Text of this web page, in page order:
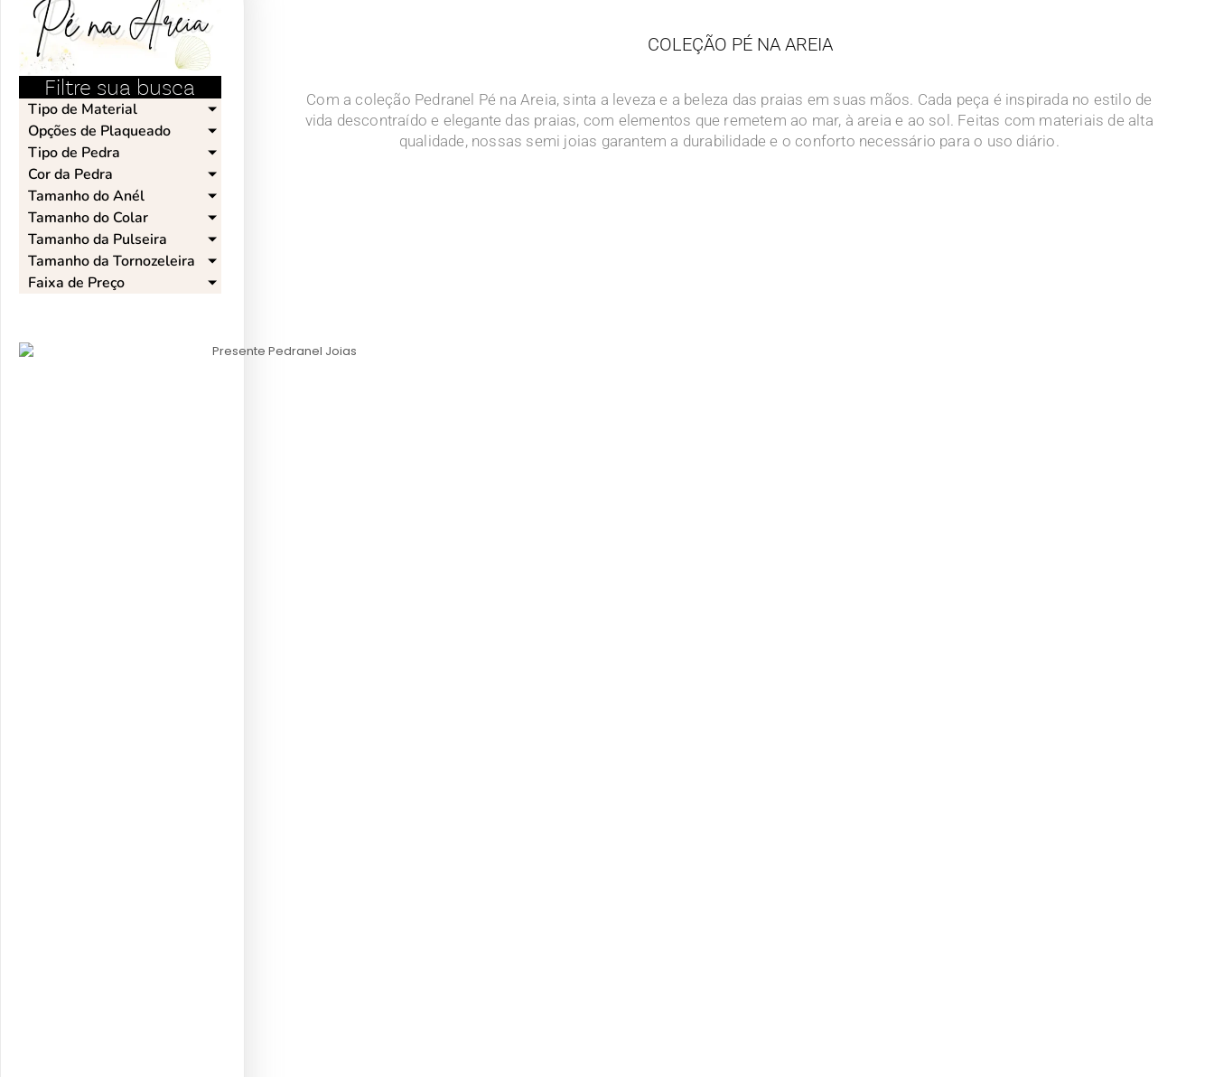
Filtre sua busca
Tipo de Material
Opções de Plaqueado​
Tipo de Pedra​
Cor da Pedra​
Tamanho do Anél​
Tamanho do Colar​
Tamanho da Pulseira​
Tamanho da Tornozeleira​
Faixa de Preço​
COLEÇÃO PÉ NA AREIA
Com a coleção Pedranel Pé na Areia, sinta a leveza e a beleza das praias em suas mãos. Cada peça é inspirada no estilo de
vida descontraído e elegante das praias, com elementos que remetem ao mar, à areia e ao sol. Feitas com materiais de alta
qualidade, nossas semi joias garantem a durabilidade e o conforto necessário para o uso diário.